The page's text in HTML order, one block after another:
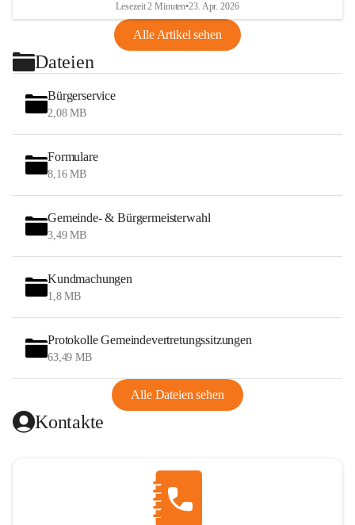
Lesezeit 2 Minuten•23. Apr. 2026
Alle Artikel sehen
Dateien
Bürgerservice
2,08 MB
Formulare
8,16 MB
Gemeinde- & Bürgermeisterwahl
3,49 MB
Kundmachungen
1,8 MB
Protokolle Gemeindevertretungssitzungen
63,49 MB
Alle Dateien sehen
Kontakte